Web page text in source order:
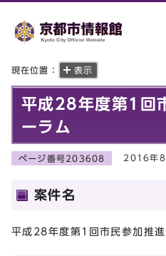
現在位置： 表示
平成28年度第1回
ーラム
ページ番号203608 2016年8
案件名
平成28年度第1回市民参加推進